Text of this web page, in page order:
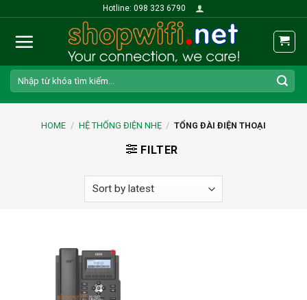
content
Hotline: 098 323 6790
Search
for:
HOME / HỆ THỐNG ĐIỆN NHẸ / TỔNG ĐÀI ĐIỆN THOẠI
FILTER